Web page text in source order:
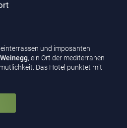
und imposanten
, ein Ort der mediterranen
Das Hotel punktet mit